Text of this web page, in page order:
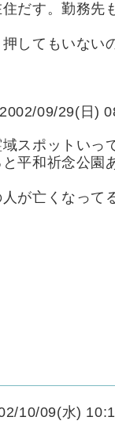
だす。勤務先
してもいない
2002/09/29(日)
スポットいっ
平和祈念公園
が亡くなって
10/09(水)